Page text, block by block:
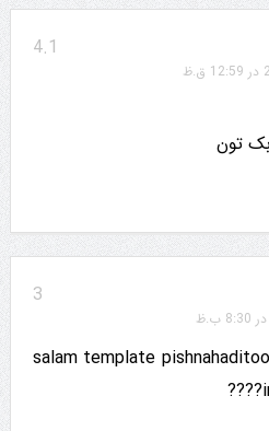
4.1
تون
3
salam template